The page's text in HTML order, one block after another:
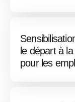
le départ à
pour les